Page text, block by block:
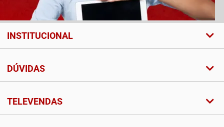
INSTITUCIONAL
DÚVIDAS
TELEVENDAS